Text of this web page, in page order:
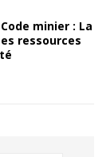
minier : La
ressources